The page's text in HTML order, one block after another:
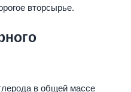
вторсырье.
в общей массе